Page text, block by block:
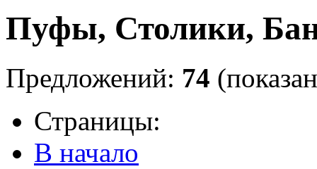
Пуфы, Столики,
Предложений: 74
Страницы:
В начало